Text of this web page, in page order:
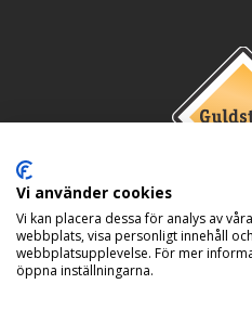
Vi använder cookies
Vi kan placera dessa för analys av
webbplats, visa personligt innehåll
webbplatsupplevelse. För mer
öppna inställningarna.